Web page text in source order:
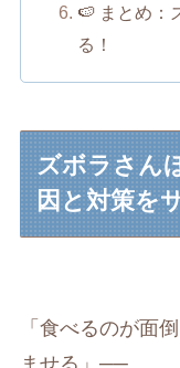
🍉 まとめ：
る！
ズボラさん
因と対策を
「食べるのが面